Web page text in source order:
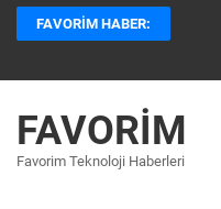
İçeriğe
atla
basın)
FAVORIM HABER:
FAVORIM
Favorim Teknoloji Haberleri